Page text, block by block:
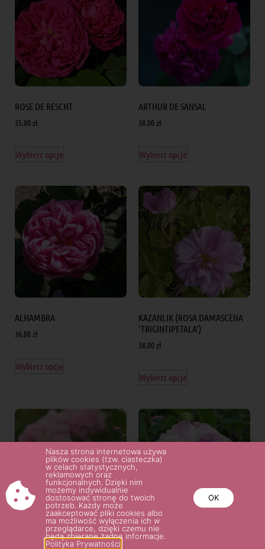
ROSE DE RESCHT
35.00 zł
Wybierz opcje
ARTHUR DE SANSAL
38.00 zł
Wybierz opcje
ALHAMBRA
36.00 zł
Wybierz opcje
KAZANLIK (ROSA DAMASCENA
'TRIGINTIPETALA’)
38.00 zł
Wybierz opcje
ISPAHAN BLUSH DAMASK
Nasza strona internetowa używa
plików cookies (tzw. ciasteczka)
w celach statystycznych,
reklamowych oraz
funkcjonalnych. Dzięki nim
możemy indywidualnie
dostosować stronę do twoich
potrzeb. Każdy może
zaakceptować pliki cookies albo
ma możliwość wyłączenia ich w
przeglądarce, dzięki czemu nie
będą zbierane żadne informacje.
Polityka Prywatności
OK